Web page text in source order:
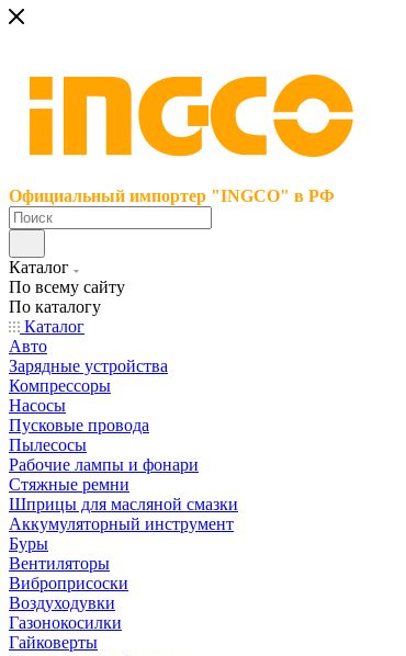
Официальный импортер "INGCO" в РФ
Каталог
По всему сайту
По каталогу
Каталог
Авто
Зарядные устройства
Компрессоры
Насосы
Пусковые провода
Пылесосы
Рабочие лампы и фонари
Стяжные ремни
Шприцы для масляной смазки
Аккумуляторный инструмент
Буры
Вентиляторы
Виброприсоски
Воздуходувки
Газонокосилки
Гайковерты